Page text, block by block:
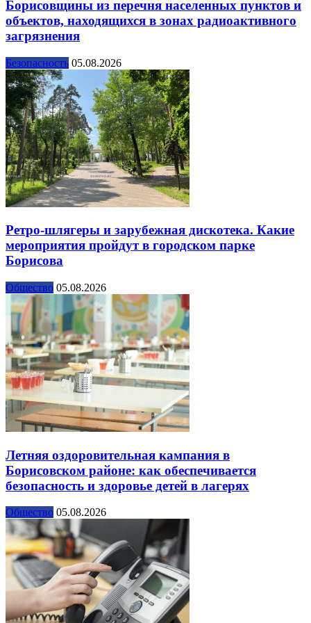
Борисовщины из перечня населенных пунктов и
объектов, находящихся в зонах радиоактивного
загрязнения
Безопасность 05.08.2026
Ретро-шлягеры и зарубежная дискотека. Какие
мероприятия пройдут в городском парке
Борисова
Общество 05.08.2026
Летняя оздоровительная кампания в
Борисовском районе: как обеспечивается
безопасность и здоровье детей в лагерях
Общество 05.08.2026